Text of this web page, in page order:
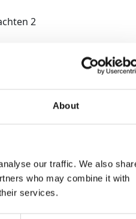
About
our traffic. We also
who may combine it with
services.